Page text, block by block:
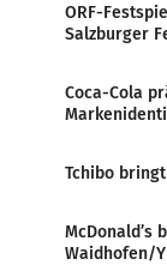
ORF-
Salzburger
Coca-Cola
Tchibo
McDonald’s
Waidhofen/